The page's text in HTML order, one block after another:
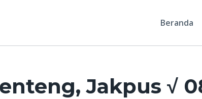
Beranda
Jakpus √